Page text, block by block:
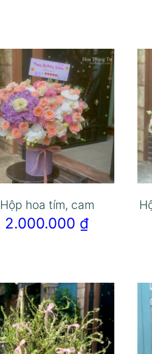
Hộp hoa tím, cam
2.000.000 ₫